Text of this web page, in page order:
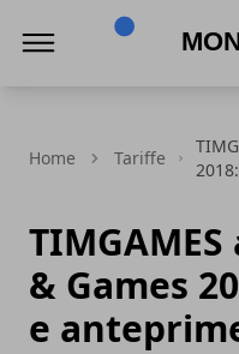
Home Tariffe
& Games
e